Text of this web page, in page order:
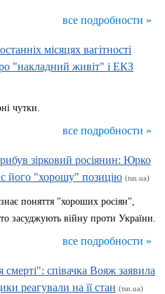
все подробности »
місяцях вагітності
"накладний живіт" і ЕКЗ
чутки.
все подробности »
зірковий росіянин: Юрко
його "хорошу" позицію (tsn.ua)
поняття "хороших росіян",
засуджують війну проти України.
все подробности »
співачка Вояж заявила
реагували на її стан (tsn.ua)